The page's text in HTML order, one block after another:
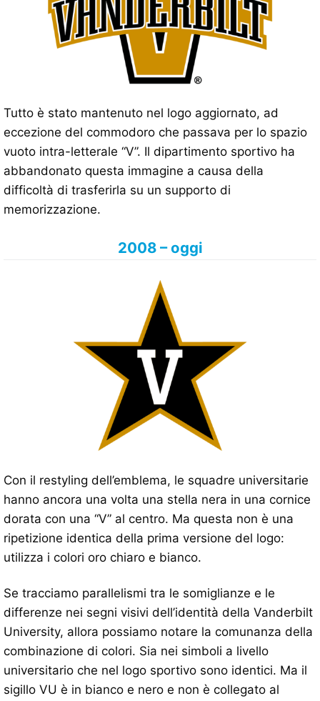
Tutto è stato mantenuto nel logo aggiornato, ad
eccezione del commodoro che passava per lo spazio
vuoto intra-letterale “V”. Il dipartimento sportivo ha
abbandonato questa immagine a causa della
difficoltà di trasferirla su un supporto di
memorizzazione.
2008 – oggi
Con il restyling dell’emblema, le squadre universitarie
hanno ancora una volta una stella nera in una cornice
dorata con una “V” al centro. Ma questa non è una
ripetizione identica della prima versione del logo:
utilizza i colori oro chiaro e bianco.
Se tracciamo parallelismi tra le somiglianze e le
differenze nei segni visivi dell’identità della Vanderbilt
University, allora possiamo notare la comunanza della
combinazione di colori. Sia nei simboli a livello
universitario che nel logo sportivo sono identici. Ma il
sigillo VU è in bianco e nero e non è collegato al